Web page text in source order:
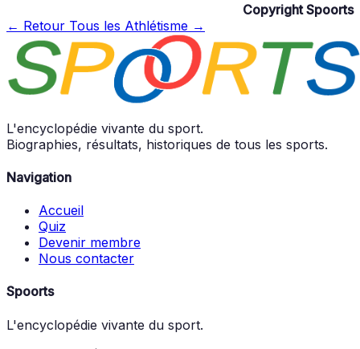
Copyright Spoorts
← Retour Tous les Athlétisme →
L'encyclopédie vivante du sport.
Biographies, résultats, historiques de tous les sports.
Navigation
Accueil
Quiz
Devenir membre
Nous contacter
Spoorts
L'encyclopédie vivante du sport.